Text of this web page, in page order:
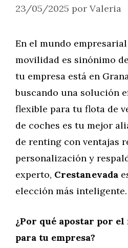
23/05/2025 por Valeria
En el mundo
movilidad es sinónimo
tu empresa está en
buscando una solución
flexible para tu flota de
de coches es tu mejor
de renting con ventajas
personalización y
experto, Crestanevada
elección más inteligente.
¿Por qué apostar por
para tu empresa?